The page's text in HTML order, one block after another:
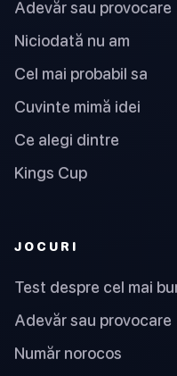
Adevăr sau provocare
Niciodată nu am
Cel mai probabil sa
Cuvinte mimă idei
Ce alegi dintre
Kings Cup
JOCURI
Test despre cel mai
Adevăr sau provocare
Număr norocos